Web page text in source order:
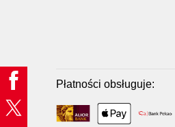
Płatności obsługuje: